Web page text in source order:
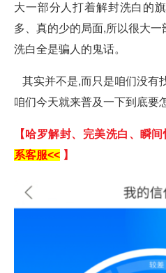
大一部分人打着解封洗白的
多、真的少的局面,所以很大
洗白全是骗人的鬼话。
其实并不是,而只是咱们没有
咱们今天就来普及一下到底要
【哈罗解封、完美洗白、瞬
系客服<< 】